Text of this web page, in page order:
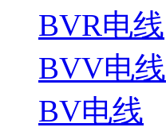
BVR电线
BVV电线
BV电线